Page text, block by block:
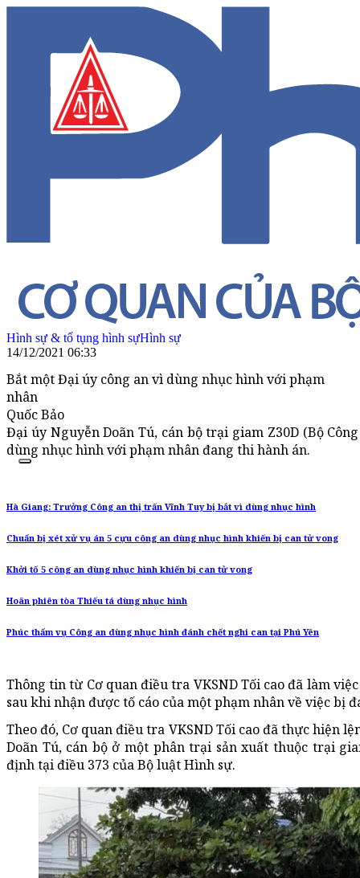
Hình sự & tố tụng hình sựHình sự
14/12/2021 06:33
Bắt một Đại úy công an vì dùng nhục hình với phạm
nhân
Quốc Bảo
Đại úy Nguyễn Doãn Tú, cán bộ trại giam Z30D (Bộ
dùng nhục hình với phạm nhân đang thi hành án.
Hà Giang: Trưởng Công an thị trấn Vĩnh Tuy bị bắt vì dùng nhục hình
Chuẩn bị xét xử vụ án 5 cựu công an dùng nhục hình khiến bị can tử vong
Khởi tố 5 công an dùng nhục hình khiến bị can tử vong
Hoãn phiên tòa Thiếu tá dùng nhục hình
Phúc thẩm vụ Công an dùng nhục hình đánh chết nghi can tại Phú Yên
Thông tin từ Cơ quan điều tra VKSND Tối cao đã làm
sau khi nhận được tố cáo của một phạm nhân về việc bị
Theo đó, Cơ quan điều tra VKSND Tối cao đã thực hiện
Doãn Tú, cán bộ ở một phân trại sản xuất thuộc trại
định tại điều 373 của Bộ luật Hình sự.